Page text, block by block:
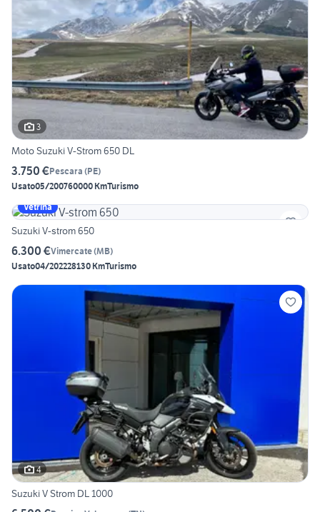
3
Moto Suzuki V-Strom 650 DL
3.750 €Pescara (PE)
Usato05/200760000 KmTurismo
Vetrina
Suzuki V-strom 650
6.300 €Vimercate(MB)
Usato04/202228130 KmTurismo
4
Suzuki V Strom DL 1000